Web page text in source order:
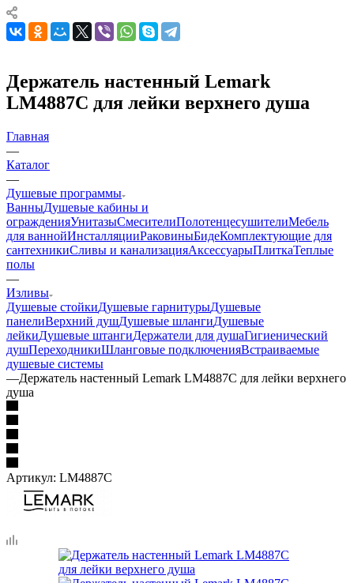
Twitter
Instagram
Держатель настенный Lemark
LM4887C для лейки верхнего душа
Главная
—
Каталог
—
Душевые программы
Ванны
ограждения
для ваннойИнсталляцииРаковиныБидеКомплектующие для
сантехникиСливы и канализацияАксессуарыПлитка
полы
—
Изливы
Душевые стойкиДушевые гарнитурыДушевые
панели
лейки
душ
душевые системы
—
душа
LM4887C